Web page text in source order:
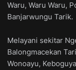
Waru, Waru Waru,
Banjarwungu Tarik.
Melayani sekitar
Balongmacekan
Wonoayu,